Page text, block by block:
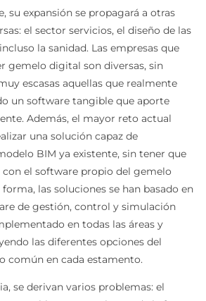
su expansión se propagará a otras
el sector servicios, el diseño de las
la sanidad. Las empresas que
gemelo digital son diversas, sin
escasas aquellas que realmente
un software tangible que aporte
Además, el mayor reto actual
una solución capaz de
BIM ya existente, sin tener que
el software propio del gemelo
las soluciones se han basado en
de gestión, control y simulación
en todas las áreas y
las diferentes opciones del
común en cada estamento.
se derivan varios problemas: el